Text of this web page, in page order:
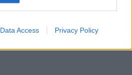
Data Access Privacy Policy